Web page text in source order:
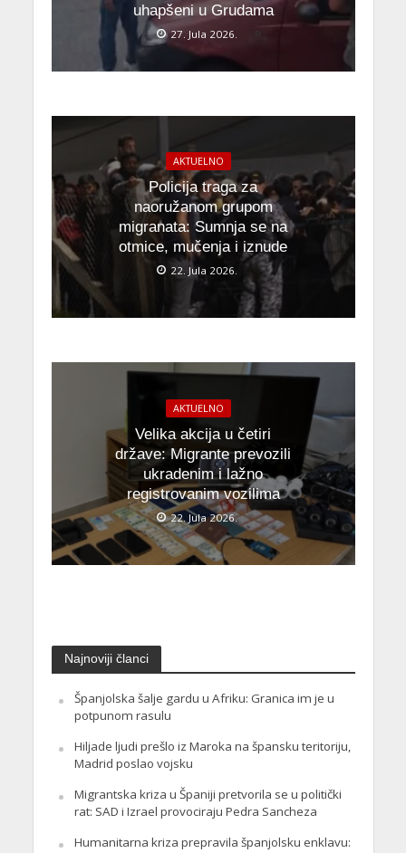
uhapšeni u Grudama
27. Jula 2026.
AKTUELNO
Policija traga za
naoružanom grupom
migranata: Sumnja se na
otmice, mučenja i iznude
22. Jula 2026.
AKTUELNO
Velika akcija u četiri
države: Migrante prevozili
ukradenim i lažno
registrovanim vozilima
22. Jula 2026.
Najnoviji članci
Španjolska šalje gardu u Afriku: Granica im je u
potpunom rasulu
Hiljade ljudi prešlo iz Maroka na špansku teritoriju,
Madrid poslao vojsku
Migrantska kriza u Španiji pretvorila se u politički
rat: SAD i Izrael provociraju Pedra Sancheza
Humanitarna kriza prepravila španjolsku enklavu: